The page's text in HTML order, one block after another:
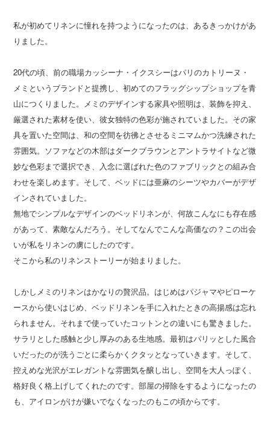
私が初めてリネンに憧れを持つようになったのは、あるきっかけがあ
りました。
20代の頃、前の職場カッシーナ・イクスシーはパリのカトリーヌ・
メミというブランドと提携し、初めてのフラッグシップショップを青
山につくりました。メミのデザインする家具や照明は、装飾を抑え、
厳選された素材を使い、彼女独特の色彩が施されていました。その家
具を置いた空間は、和の空間を彷彿とさせるミニマムかつ洗練された
雰囲気。ソファなどの木部はダークブラウンとアントラサイトなど微
妙な色彩まで選択でき、入念に選ばれた色のファブリックとの組み合
わせを楽しめます。そして、ベッドには亜麻のシーツやカバーがデザ
インされていました。
無地でシンプルなデザインのベッドリネンが、何故こんなにも存在感
があって、素敵なんだろう。そしてなんでこんな高価なの？この出会
いが私をリネンの虜にしたのです。
そこから私のリネンストーリーが始まりました。
しかしメミのリネンはかなりの贅沢品。はじめはパジャマやピローケ
ースから使いはじめ、ベッドリネンを手に入れたときの高揚感は忘れ
られません。それまで使っていたコットンとの違いにも驚きました。
サラリとした感触と少し厚みのある生地感。最初はパリッとした風合
いだったのが洗うごとに柔らかくクタッとなっていきます。そして、
控えめな光沢がエレガントな雰囲気を醸し出し、空間を大人っぽく、
格好良く格上げしてくれたのです。部屋の掃除をするようになったの
も、アイロンがけが嫌いでなくなったのもこの頃からです。